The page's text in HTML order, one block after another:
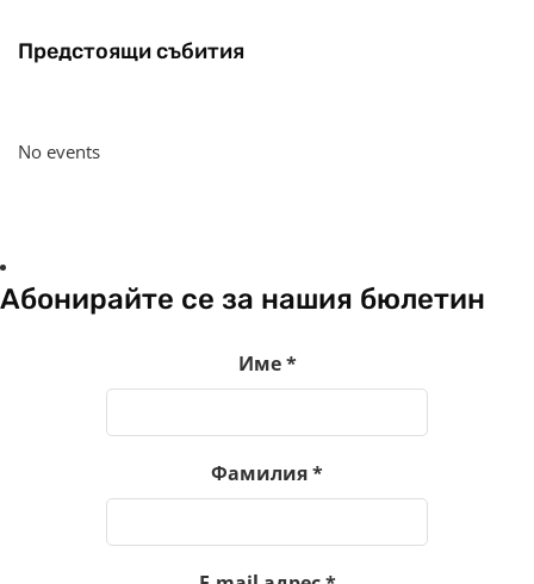
Предстоящи събития
No events
Абонирайте се за нашия бюлетин
Име*
Фамилия*